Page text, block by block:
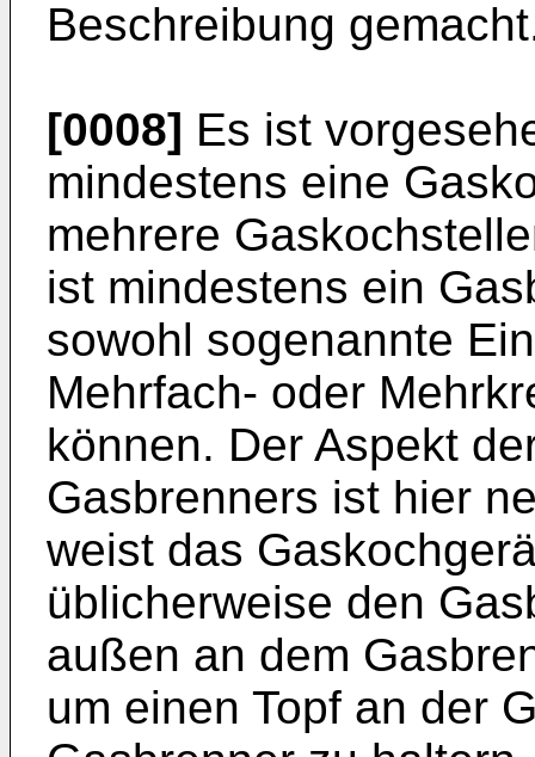
Beschreibung
[0008] Es ist
mindestens eine
mehrere
ist mindestens ein
sowohl sogenannte
Mehrfach- oder
können. Der Aspekt
Gasbrenners ist hier
weist das
üblicherweise den
außen an dem
um einen Topf an der